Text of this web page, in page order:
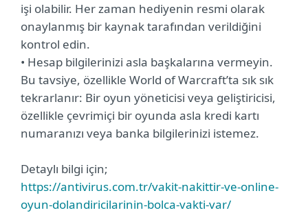
işi olabilir. Her zaman hediyenin resmi olarak
onaylanmış bir kaynak tarafından verildiğini
kontrol edin.
• Hesap bilgilerinizi asla başkalarına vermeyin.
Bu tavsiye, özellikle World of Warcraft’ta sık sık
tekrarlanır: Bir oyun yöneticisi veya geliştiricisi,
özellikle çevrimiçi bir oyunda asla kredi kartı
numaranızı veya banka bilgilerinizi istemez.
Detaylı bilgi için;
https://antivirus.com.tr/vakit-nakittir-ve-online-
oyun-dolandiricilarinin-bolca-vakti-var/